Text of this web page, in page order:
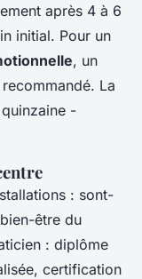
après 4 à 6
initial. Pour un
, un
La
-
: sont-
être du
: diplôme
certification